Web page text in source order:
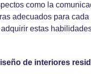
como la
adecuados para
estas
de interiores